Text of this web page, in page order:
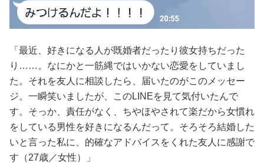
「最近、好きになる人が既婚者だったり彼女持ちだった
り……。なにかと一筋縄ではいかない恋愛をしていまし
た。それを友人に相談したら、届いたのがこのメッセー
ジ。一瞬笑いましたが、このLINEを見て気付いたんで
す。そっか、責任がなく、ちやほやされて楽だから女慣れ
をしている男性を好きになるんだって。そろそろ結婚した
いと言った私に、的確なアドバイスをくれた友人に感謝で
す（27歳／女性）」